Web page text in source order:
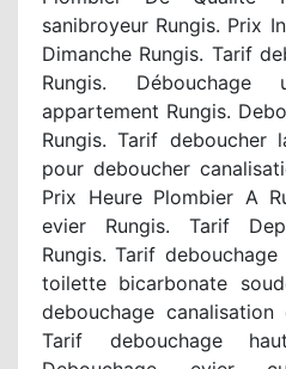
sanibroyeur Rungis. Prix
Dimanche Rungis. Tarif
Rungis.
appartement Rungis.
Rungis. Tarif deboucher
pour deboucher
Prix Heure Plombier A
evier Rungis. Tarif
Rungis. Tarif
toilette bicarbonate
debouchage canalisation
Tarif debouchage